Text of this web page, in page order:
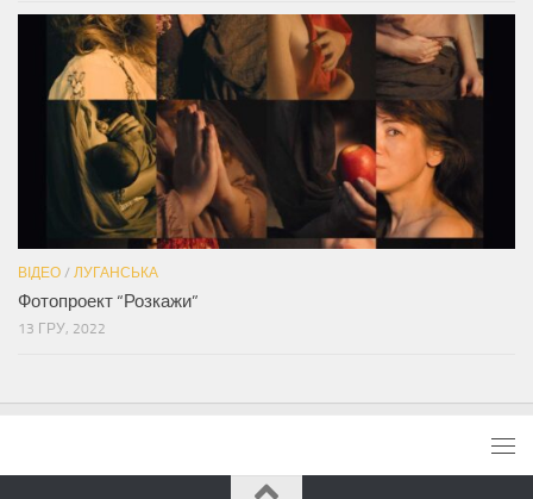
ВІДЕО / ЛУГАНСЬКА
Фотопроект “Розкажи”
13 ГРУ, 2022